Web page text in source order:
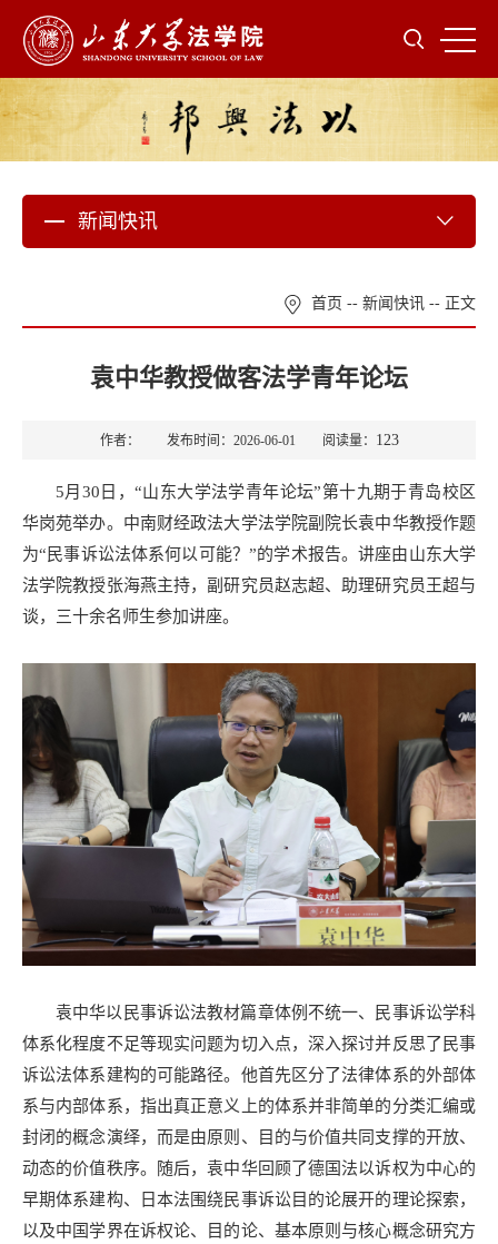
新闻快讯
首页 -- 新闻快讯 -- 正文
袁中华教授做客法学青年论坛
作者： 发布时间：2026-06-01 阅读量： 123
5月30日，“山东大学法学青年论坛”第十九期于青岛校区
华岗苑举办。中南财经政法大学法学院副院长袁中华教授作题
为“民事诉讼法体系何以可能？”的学术报告。讲座由山东大学
法学院教授张海燕主持，副研究员赵志超、助理研究员王超与
谈，三十余名师生参加讲座。
袁中华以民事诉讼法教材篇章体例不统一、民事诉讼学科
体系化程度不足等现实问题为切入点，深入探讨并反思了民事
诉讼法体系建构的可能路径。他首先区分了法律体系的外部体
系与内部体系，指出真正意义上的体系并非简单的分类汇编或
封闭的概念演绎，而是由原则、目的与价值共同支撑的开放、
动态的价值秩序。随后，袁中华回顾了德国法以诉权为中心的
早期体系建构、日本法围绕民事诉讼目的论展开的理论探索，
以及中国学界在诉权论、目的论、基本原则与核心概念研究方